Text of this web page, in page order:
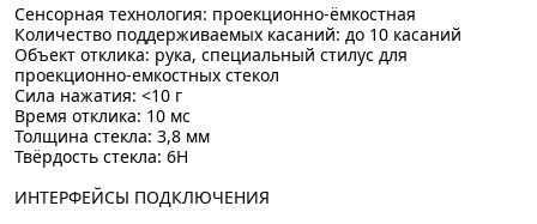
Сенсорная технология: проекционно-ёмкостная
Количество поддерживаемых касаний: до 10 касаний
Объект отклика: рука, специальный стилус для
проекционно-емкостных стекол
Сила нажатия: <10 г
Время отклика: 10 мс
Толщина стекла: 3,8 мм
Твёрдость стекла: 6H
ИНТЕРФЕЙСЫ ПОДКЛЮЧЕНИЯ